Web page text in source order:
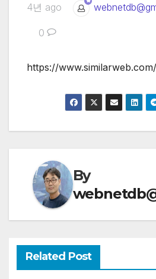
4년 ago
0
https://www.similarweb.com/
By
Related Post